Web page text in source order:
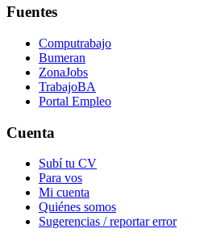
Fuentes
Computrabajo
Bumeran
ZonaJobs
TrabajoBA
Portal Empleo
Cuenta
Subí tu CV
Para vos
Mi cuenta
Quiénes somos
Sugerencias / reportar error